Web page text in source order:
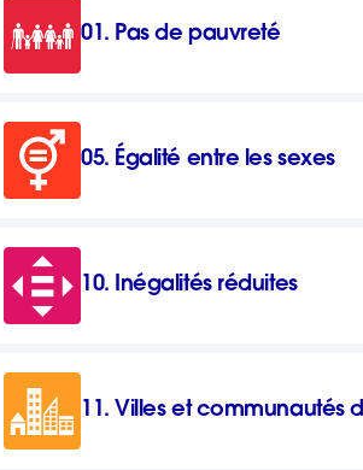
01. Pas de pauvreté
05. Égalité entre les sexes
10. Inégalités réduites
11. Villes et communautés